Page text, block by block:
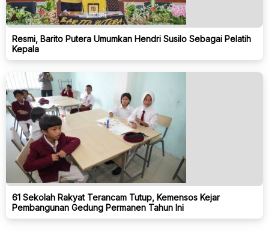
Resmi, Barito Putera Umumkan Hendri Susilo Sebagai Pelatih
Kepala
61 Sekolah Rakyat Terancam Tutup, Kemensos Kejar
Pembangunan Gedung Permanen Tahun Ini